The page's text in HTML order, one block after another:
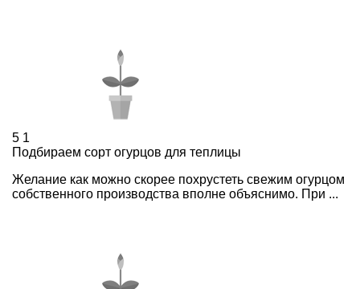
5 1
Подбираем сорт огурцов для теплицы
Желание как можно скорее похрустеть свежим огурцом
собственного производства вполне объяснимо. При ...